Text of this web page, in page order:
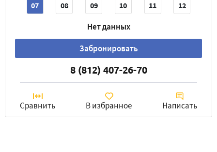
07
08
09
10
11
12
Нет данных
Забронировать
8 (812) 407-26-70
Сравнить В избранное Написать